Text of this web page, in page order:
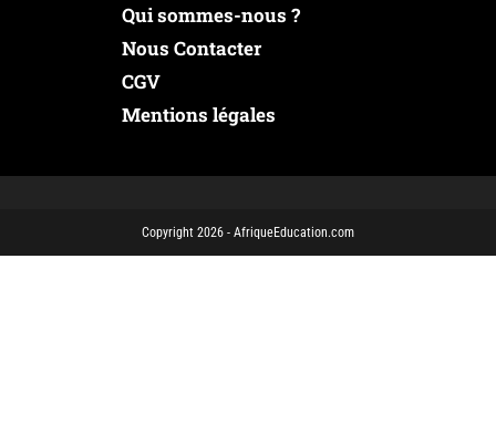
Qui sommes-nous ?
Nous Contacter
CGV
Mentions légales
Copyright 2026 - AfriqueEducation.com